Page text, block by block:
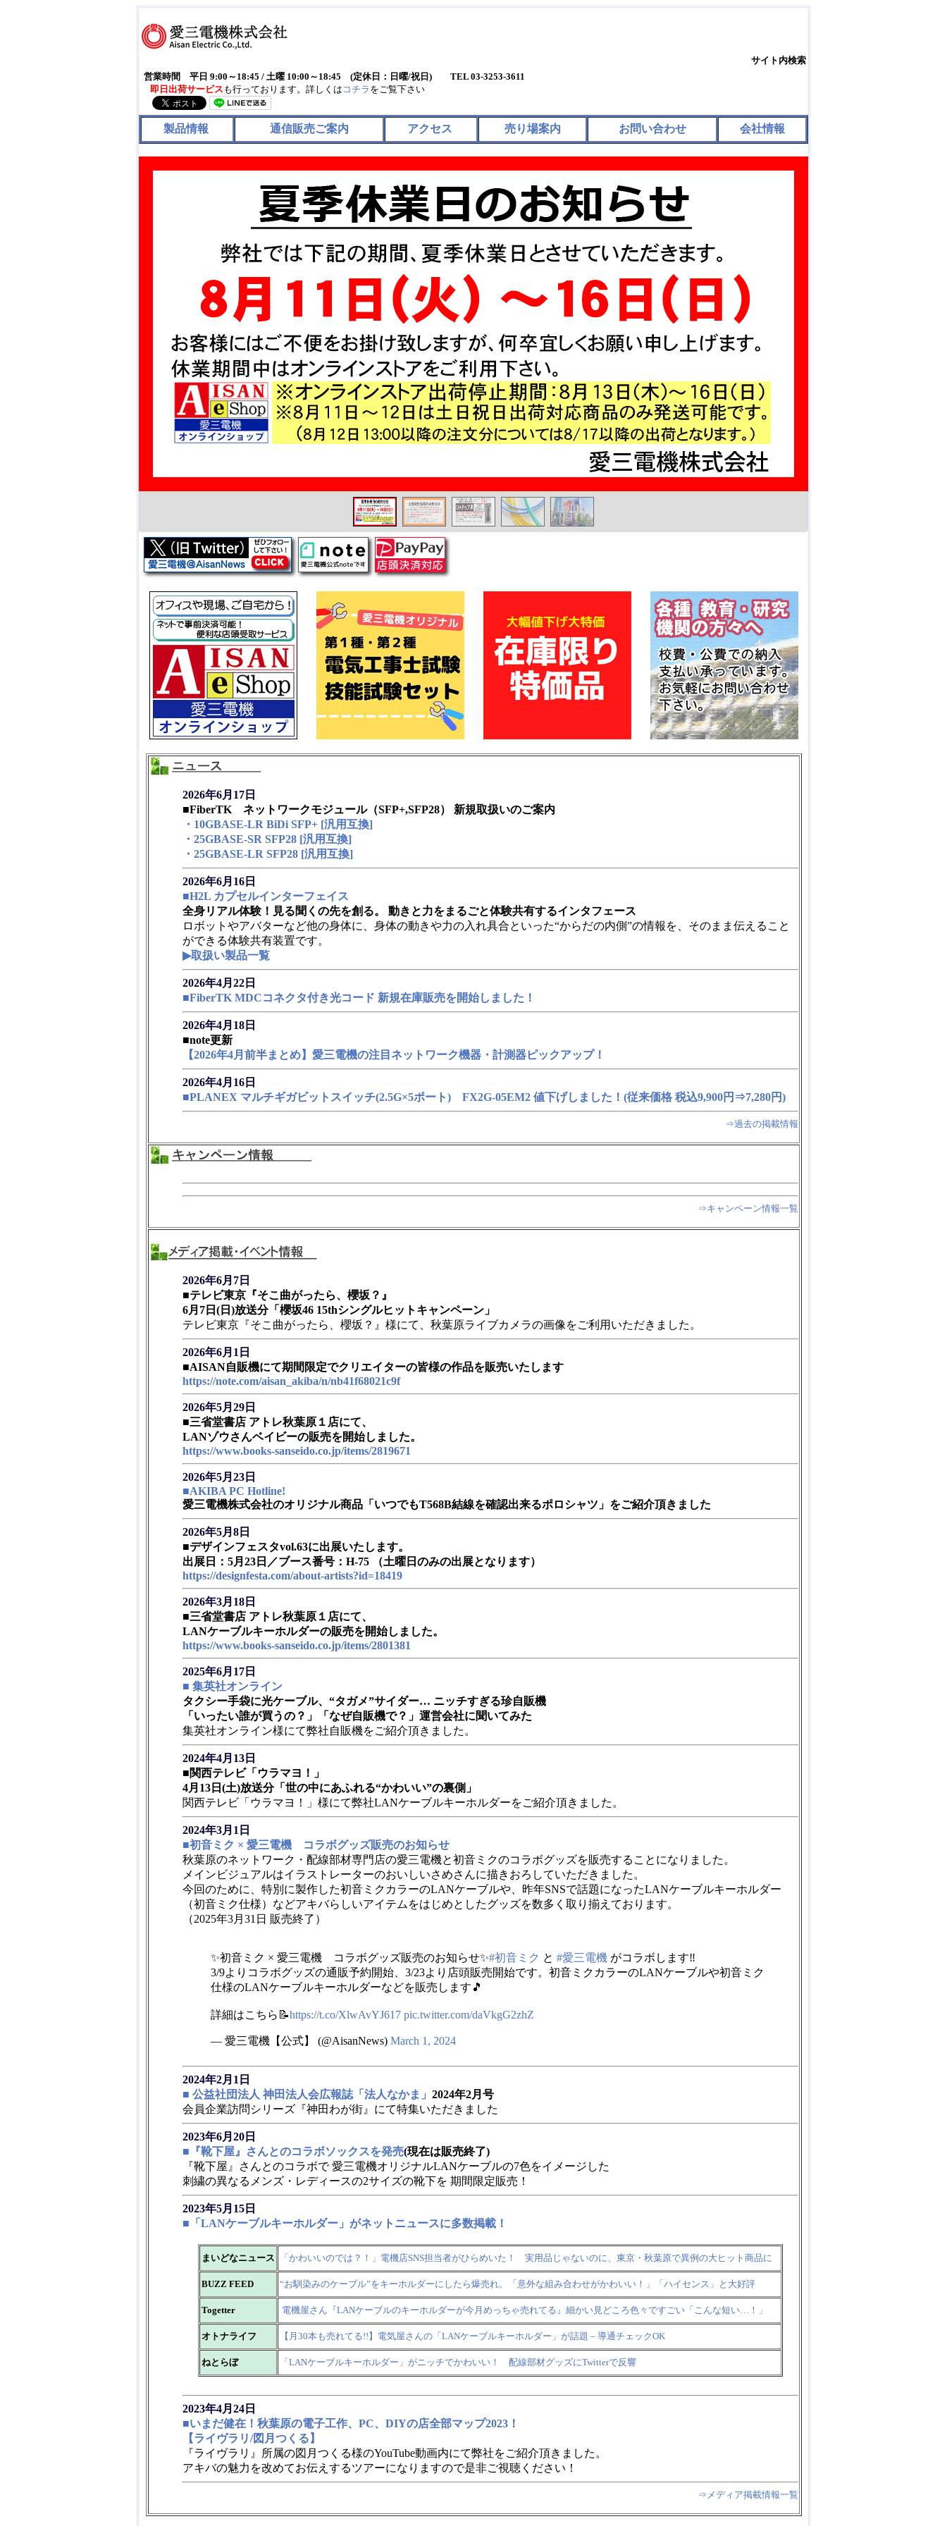
サイト内検索
営業時間 平日 9:00～18:45 / 土曜 10:00～18:45 (定休日：日曜/祝日) TEL 03-3253-3611
即日出荷サービス も行っております。詳しくは コチラ をご覧下さい
製品情報 通信販売ご案内 アクセス 売り場案内 お問い合わせ 会社情報
2026年6月17日
■FiberTK ネットワークモジュール（SFP+,SFP28） 新規取扱いのご案内
・10GBASE-LR BiDi SFP+ [汎用互換]
・25GBASE-SR SFP28 [汎用互換]
・25GBASE-LR SFP28 [汎用互換]
2026年6月16日
■H2L カプセルインターフェイス
全身リアル体験！見る聞くの先を創る。 動きと力をまるごと体験共有するインタフェース
ロボットやアバターなど他の身体に、身体の動きや力の入れ具合といった“からだの内側”の情報を、そのまま伝えること
ができる体験共有装置です。
▶取扱い製品一覧
2026年4月22日
■FiberTK MDCコネクタ付き光コード 新規在庫販売を開始しました！
2026年4月18日
■note更新
【2026年4月前半まとめ】愛三電機の注目ネットワーク機器・計測器ピックアップ！
2026年4月16日
■PLANEX マルチギガビットスイッチ(2.5G×5ポート) FX2G-05EM2 値下げしました！(従来価格 税込9,900円⇒7,280円)
⇒過去の掲載情報
⇒キャンペーン情報一覧
2026年6月7日
■テレビ東京『そこ曲がったら、櫻坂？』
6月7日(日)放送分「櫻坂46 15thシングルヒットキャンペーン」
テレビ東京『そこ曲がったら、櫻坂？』様にて、秋葉原ライブカメラの画像をご利用いただきました。
2026年6月1日
■AISAN自販機にて期間限定でクリエイターの皆様の作品を販売いたします
https://note.com/aisan_akiba/n/nb41f68021c9f
2026年5月29日
■三省堂書店 アトレ秋葉原１店にて、
LANゾウさんベイビーの販売を開始しました。
https://www.books-sanseido.co.jp/items/2819671
2026年5月23日
■AKIBA PC Hotline!
愛三電機株式会社のオリジナル商品「いつでもT568B結線を確認出来るポロシャツ」をご紹介頂きました
2026年5月8日
■デザインフェスタvol.63に出展いたします。
出展日：5月23日／ブース番号：H-75 （土曜日のみの出展となります）
https://designfesta.com/about-artists?id=18419
2026年3月18日
■三省堂書店 アトレ秋葉原１店にて、
LANケーブルキーホルダーの販売を開始しました。
https://www.books-sanseido.co.jp/items/2801381
2025年6月17日
■ 集英社オンライン
タクシー手袋に光ケーブル、“タガメ”サイダー… ニッチすぎる珍自販機
「いったい誰が買うの？」「なぜ自販機で？」運営会社に聞いてみた
集英社オンライン様にて弊社自販機をご紹介頂きました。
2024年4月13日
■関西テレビ「ウラマヨ！」
4月13日(土)放送分「世の中にあふれる“かわいい”の裏側」
関西テレビ「ウラマヨ！」様にて弊社LANケーブルキーホルダーをご紹介頂きました。
2024年3月1日
■初音ミク × 愛三電機 コラボグッズ販売のお知らせ
秋葉原のネットワーク・配線部材専門店の愛三電機と初音ミクのコラボグッズを販売することになりました。
メインビジュアルはイラストレーターのおいしいさめさんに描きおろしていただきました。
今回のために、特別に製作した初音ミクカラーのLANケーブルや、昨年SNSで話題になったLANケーブルキーホルダー
（初音ミク仕様）などアキバらしいアイテムをはじめとしたグッズを数多く取り揃えております。
（2025年3月31日 販売終了）
✨初音ミク × 愛三電機 コラボグッズ販売のお知らせ✨#初音ミク と #愛三電機がコラボします‼️
3/9よりコラボグッズの通販予約開始、3/23より店頭販売開始です。初音ミクカラーのLANケーブルや初音ミク
仕様のLANケーブルキーホルダーなどを販売します🎵
詳細はこちら📝https://t.co/XlwAvYJ617 pic.twitter.com/daVkgG2zhZ
— 愛三電機【公式】 (@AisanNews) March 1, 2024
2024年2月1日
■ 公益社団法人 神田法人会広報誌「法人なかま」 2024年2月号
会員企業訪問シリーズ『神田わが街』にて特集いただきました
2023年6月20日
■『靴下屋』さんとのコラボソックスを発売(現在は販売終了)
『靴下屋』さんとのコラボで 愛三電機オリジナルLANケーブルの7色をイメージした
刺繍の異なるメンズ・レディースの2サイズの靴下を 期間限定販売！
2023年5月15日
■「LANケーブルキーホルダー」がネットニュースに多数掲載！
まいどなニュース 「かわいいのでは？！」電機店SNS担当者がひらめいた！ 実用品じゃないのに、東京・秋葉原で異例の大ヒット商品に
BUZZ FEED “お馴染みのケーブル”をキーホルダーにしたら爆売れ。「意外な組み合わせがかわいい！」「ハイセンス」と大好評
Togetter 電機屋さん『LANケーブルのキーホルダーが今月めっちゃ売れてる』細かい見どころ色々ですごい「こんな短い…！」
オトナライフ 【月30本も売れてる!!】電気屋さんの「LANケーブルキーホルダー」が話題 – 導通チェックOK
ねとらぼ 「LANケーブルキーホルダー」がニッチでかわいい！ 配線部材グッズにTwitterで反響
2023年4月24日
■いまだ健在！秋葉原の電子工作、PC、DIYの店全部マップ2023！
【ライヴラリ/図月つくる】
『ライヴラリ』所属の図月つくる様のYouTube動画内にて弊社をご紹介頂きました。
アキバの魅力を改めてお伝えするツアーになりますので是非ご視聴ください！
⇒メディア掲載情報一覧